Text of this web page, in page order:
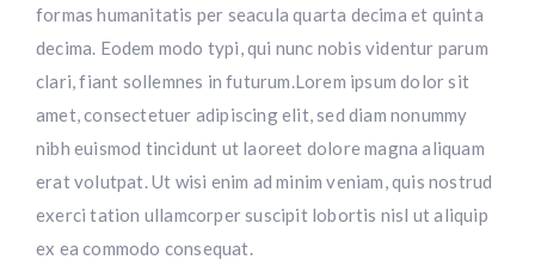
formas humanitatis per seacula quarta decima et quinta
decima. Eodem modo typi, qui nunc nobis videntur parum
clari, fiant sollemnes in futurum.Lorem ipsum dolor sit
amet, consectetuer adipiscing elit, sed diam nonummy
nibh euismod tincidunt ut laoreet dolore magna aliquam
erat volutpat. Ut wisi enim ad minim veniam, quis nostrud
exerci tation ullamcorper suscipit lobortis nisl ut aliquip
ex ea commodo consequat.